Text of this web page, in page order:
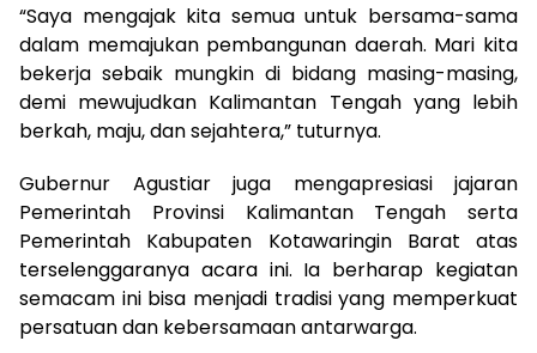
“Saya mengajak kita semua untuk bersama-sama
dalam memajukan pembangunan daerah. Mari kita
bekerja sebaik mungkin di bidang masing-masing,
demi mewujudkan Kalimantan Tengah yang lebih
berkah, maju, dan sejahtera,” tuturnya.
Gubernur Agustiar juga mengapresiasi jajaran
Pemerintah Provinsi Kalimantan Tengah serta
Pemerintah Kabupaten Kotawaringin Barat atas
terselenggaranya acara ini. Ia berharap kegiatan
semacam ini bisa menjadi tradisi yang memperkuat
persatuan dan kebersamaan antarwarga.